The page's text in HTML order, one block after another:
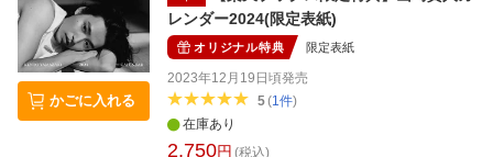
る。撮影は、20歳の頃から彼を撮り続けている
荒木勇人が行い、どの写真からも10年間の関係
性からしか生まれないセッションが見られる。
トルコのカッパドキア、イスタンブールを巡り
撮り下された写真は、超過密スケジュールをこ
なし続ける彼の数少ない自然体な姿を見ること
かごに入れる
レンダー2024(限定表紙)
オリジナル特典 限定表紙
2023年12月19日頃発売
5(1件)
在庫あり
2,750円 (税込)